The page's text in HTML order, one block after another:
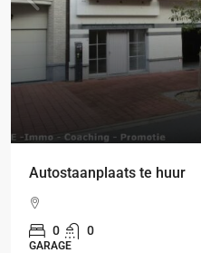
Autostaanplaats te huur
0 0
GARAGE